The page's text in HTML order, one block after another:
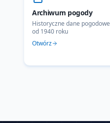
Archiwum pogody
Historyczne dane pogodowe
od 1940 roku
Otwórz